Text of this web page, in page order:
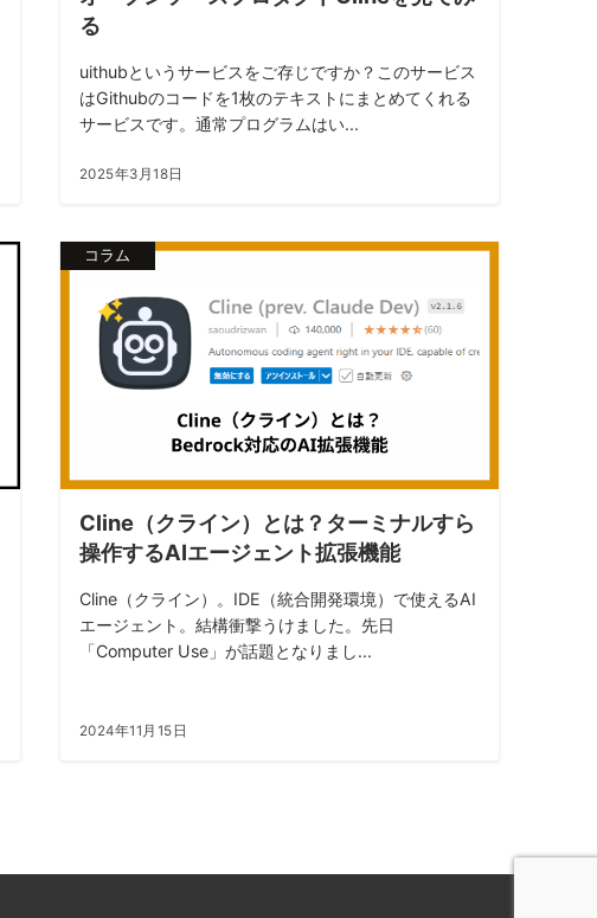
る
uithubというサービスをご存じですか？このサービス
はGithubのコードを1枚のテキストにまとめてくれる
サービスです。通常プログラムはい...
2025年3月18日
コラム
Cline（クライン）とは？ターミナルすら
操作するAIエージェント拡張機能
Cline（クライン）。IDE（統合開発環境）で使えるAI
エージェント。結構衝撃うけました。先日
「Computer Use」が話題となりまし...
2024年11月15日